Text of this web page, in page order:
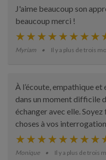
J'aime beaucoup son
beaucoup merci !
Myriam Il y a plus de trois
À l’écoute, empathique et
dans un moment difficile
échanger avec elle.
choses à vos
Monique Il y a plus de trois